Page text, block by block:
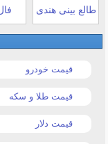
طالع بینی هندی
قیمت خودرو
قیمت طلا و سکه
قیمت دلار